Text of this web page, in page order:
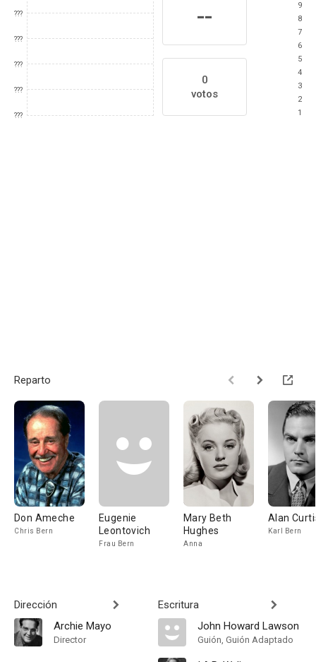
???
???
???
???
???
--
0
votos
9
8
7
6
5
4
3
2
1
Reparto
Don Ameche
Chris Bern
Eugenie
Leontovich
Frau Bern
Mary Beth
Hughes
Anna
Alan
Karl Bern
Dirección
Archie Mayo
Director
Escritura
John Howard Lawson
Guión, Guión Adaptado